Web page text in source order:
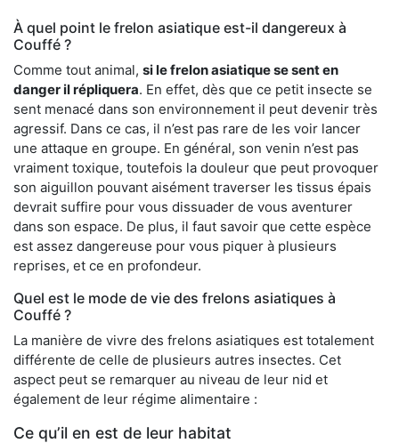
À quel point le frelon asiatique est-il dangereux à
Couffé ?
Comme tout animal, si le frelon asiatique se sent en
danger il répliquera. En effet, dès que ce petit insecte se
sent menacé dans son environnement il peut devenir très
agressif. Dans ce cas, il n’est pas rare de les voir lancer
une attaque en groupe. En général, son venin n’est pas
vraiment toxique, toutefois la douleur que peut provoquer
son aiguillon pouvant aisément traverser les tissus épais
devrait suffire pour vous dissuader de vous aventurer
dans son espace. De plus, il faut savoir que cette espèce
est assez dangereuse pour vous piquer à plusieurs
reprises, et ce en profondeur.
Quel est le mode de vie des frelons asiatiques à
Couffé ?
La manière de vivre des frelons asiatiques est totalement
différente de celle de plusieurs autres insectes. Cet
aspect peut se remarquer au niveau de leur nid et
également de leur régime alimentaire :
Ce qu’il en est de leur habitat